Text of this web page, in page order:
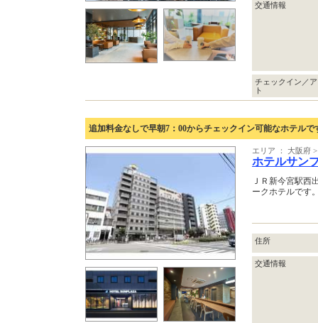
交通情報
チェックイン／
ト
追加料金なしで早朝7：00からチェックイン可能なホテルで
エリア ： 大阪府
ホテルサン
ＪＲ新今宮駅西
ークホテルです
住所
交通情報